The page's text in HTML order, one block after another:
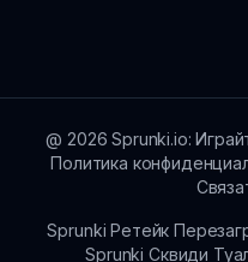
@ 2026 Sprunki.io:
Политика
Sprunki Ретейк
Sprunki Сквиди